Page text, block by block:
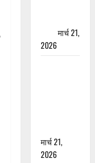
मार्च 21,
2026
मार्च 21,
2026